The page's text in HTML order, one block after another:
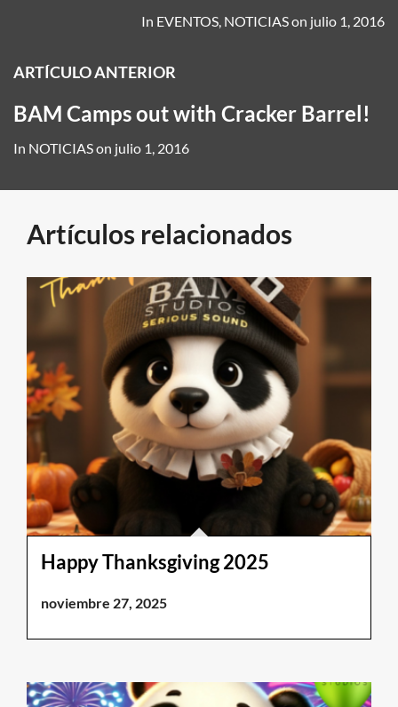
In EVENTOS NOTICIASon julio 1, 2016
ARTÍCULO ANTERIOR
BAM Camps out with Cracker Barrel!
In NOTICIASon julio 1, 2016
Artículos relacionados
Happy Thanksgiving 2025
noviembre 27, 2025